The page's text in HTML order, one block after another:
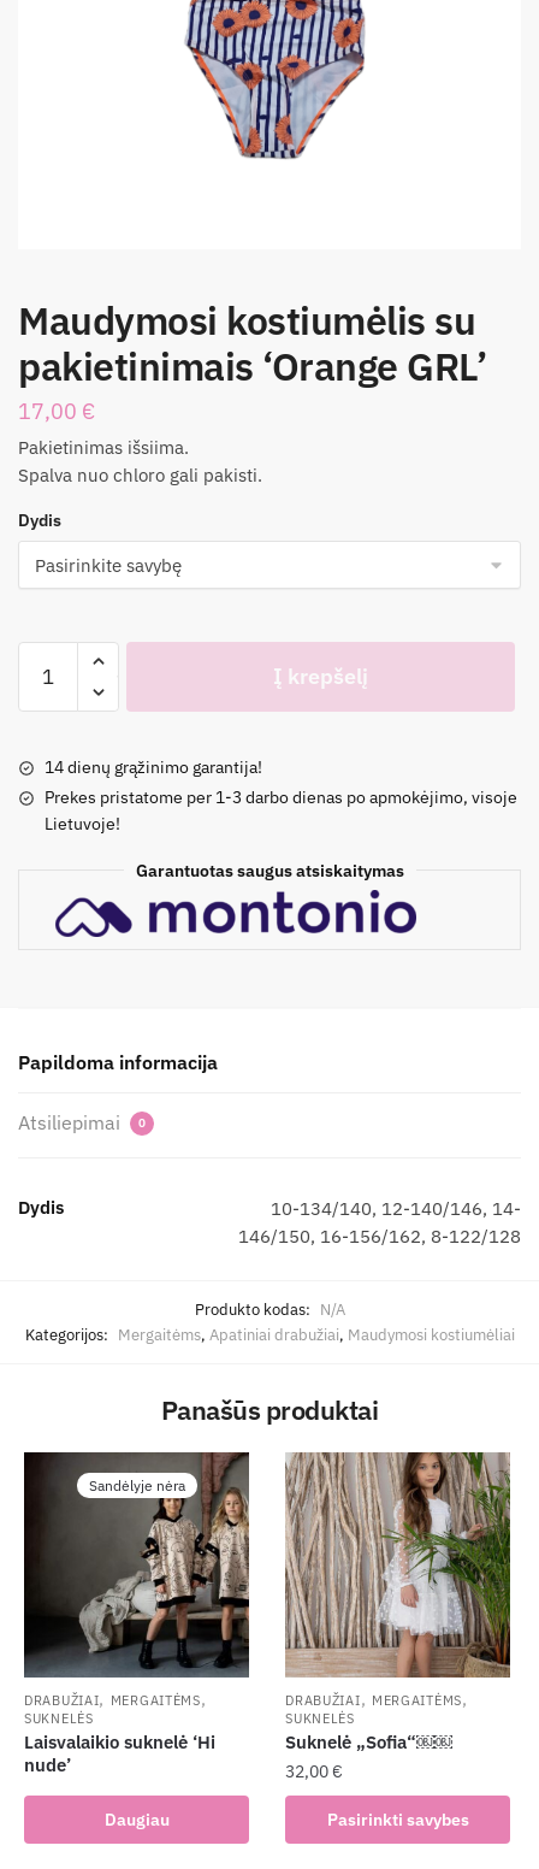
Maudymosi kostiumėlis su
pakietinimais ‘Orange GRL’
17,00 €
Pakietinimas išsiima.
Spalva nuo chloro gali pakisti.
Dydis
kiekis:
Maudymosi
su
pakietinimais
'Orange
Į krepšelį
14 dienų grąžinimo garantija!
Prekes pristatome per 1-3 darbo dienas po apmokėjimo, visoje
Lietuvoje!
Garantuotas saugus atsiskaitymas
Papildoma informacija
Atsiliepimai 0
Dydis
10-134/140, 12-140/146, 14-
146/150, 16-156/162, 8-122/128
Produkto kodas: N/A
Kategorijos: Mergaitėms, Apatiniai drabužiai, Maudymosi kostiumėliai
Panašūs produktai
Sandėlyje nėra
DRABUŽIAI, MERGAITĖMS,
SUKNELĖS
Laisvalaikio suknelė ‘Hi
nude’
Daugiau
DRABUŽIAI, MERGAITĖMS,
SUKNELĖS
Suknelė „Sofia“￼￼
32,00€
Pasirinkti savybes
product